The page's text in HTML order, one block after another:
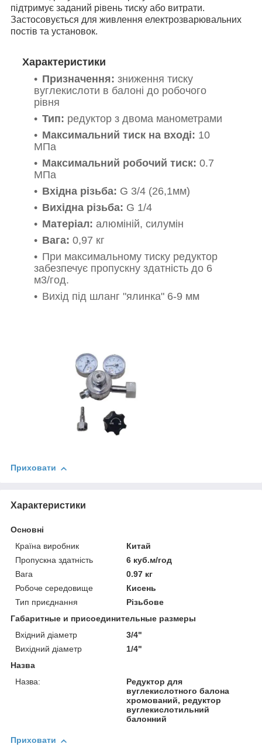
підтримує заданий рівень тиску або витрати.
Застосовується для живлення електрозварювальних
постів та установок.
Характеристики
Призначення: зниження тиску
вуглекислоти в балоні до робочого
рівня
Тип: редуктор з двома манометрами
Максимальний тиск на вході: 10
МПа
Максимальний робочий тиск: 0.7
МПа
Вхідна різьба: G 3/4 (26,1мм)
Вихідна різьба: G 1/4
Матеріал: алюміній, силумін
Вага: 0,97 кг
При максимальному тиску редуктор
забезпечує пропускну здатність до 6
м3/год.
Вихід під шланг "ялинка" 6-9 мм
Приховати
Характеристики
Основні
Країна виробник
Китай
Пропускна здатність
6 куб.м/год
Вага
0.97 кг
Робоче середовище
Кисень
Тип приєднання
Різьбове
Габаритные и присоединительные размеры
Вхідний діаметр
3/4"
Вихідний діаметр
1/4"
Назва
Назва:
Редуктор для
вуглекислотного балона
хромований, редуктор
вуглекислотильний
балонний
Приховати